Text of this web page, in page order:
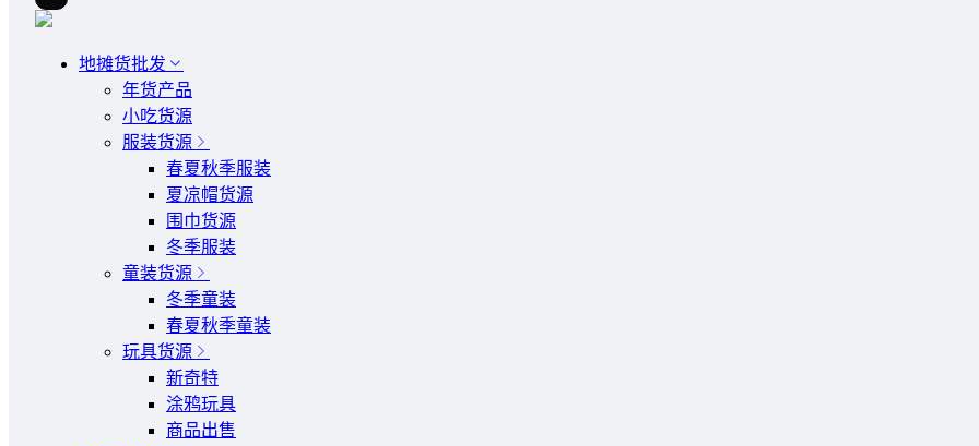
地摊货批发
年货产品
小吃货源
服装货源
春夏秋季服装
夏凉帽货源
围巾货源
冬季服装
童装货源
冬季童装
春夏秋季童装
玩具货源
新奇特
涂鸦玩具
商品出售